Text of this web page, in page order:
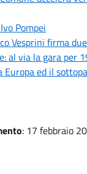
Pompei
Vesprini firma
al via la gara per
Europa ed il
: 17 febbraio